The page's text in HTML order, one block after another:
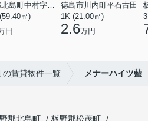
板野郡北島町中村字本須
㎡)
円
徳島市川内町平石古田
1K (21.00㎡)
2.6万円
の賃貸物件一覧 メナーハイツ藍
郡北島町
板野郡松茂町